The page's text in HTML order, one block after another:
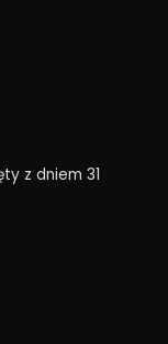
z dniem 31